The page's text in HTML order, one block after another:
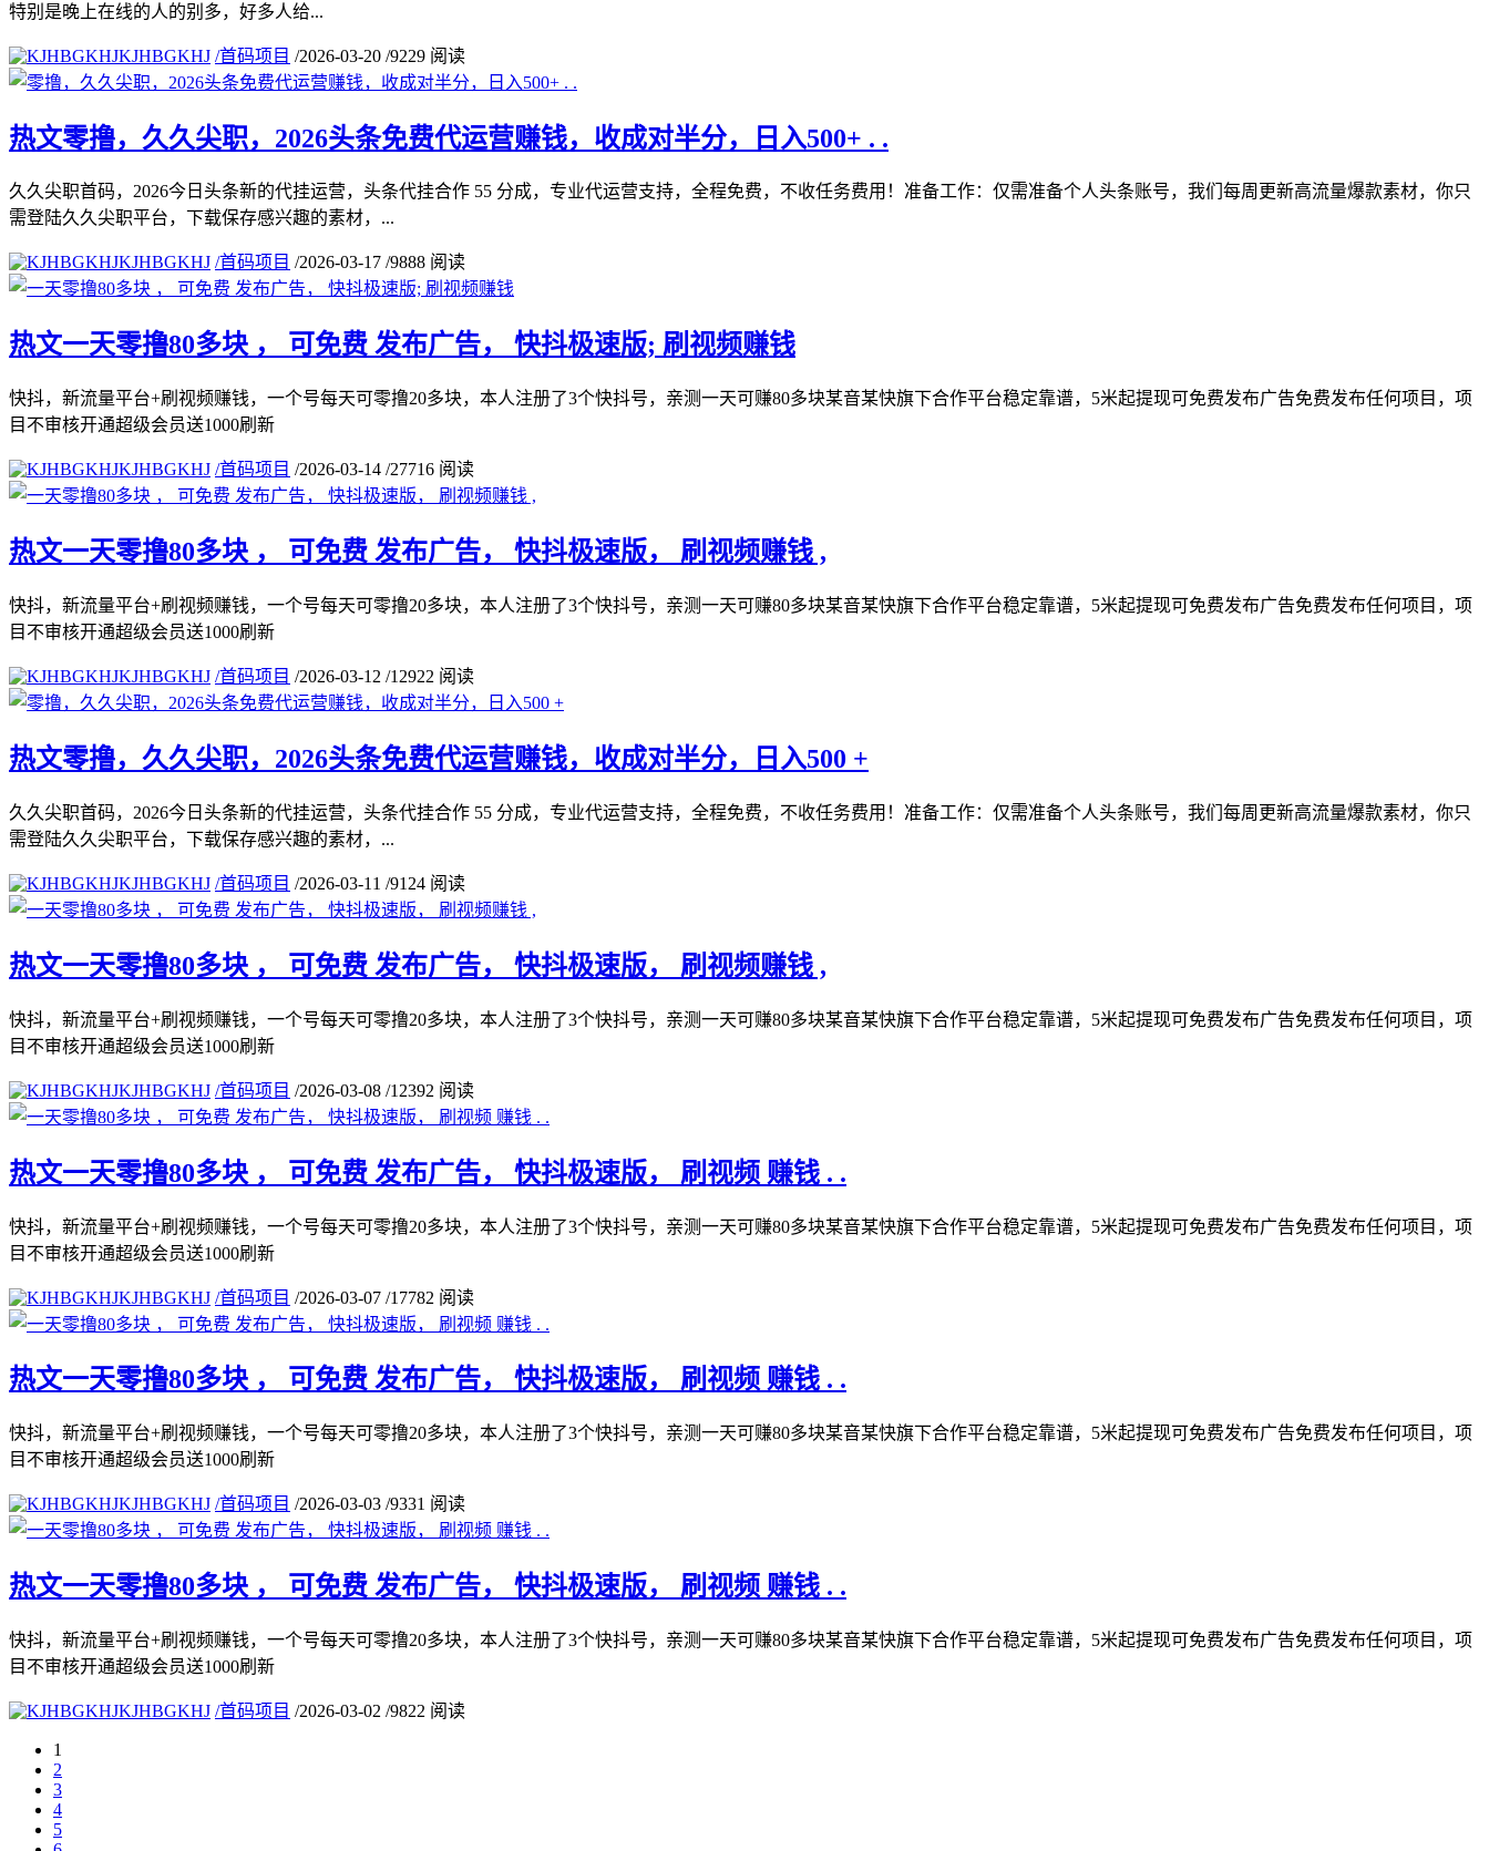
特别是晚上在线的人的别多，好多人给...
KJHBGKHJ /首码项目 /2026-03-20 /9229 阅读
热文零撸，久久尖职，2026头条免费代运营赚钱，收成对半分，日入500+ . .
久久尖职首码，2026今日头条新的代挂运营，头条代挂合作 55 分成，专业代运营支持，全程免费，不收任务费用！准备工作：仅需准备个人头条账号，我们每周更新高流量爆款素材，你只
需登陆久久尖职平台，下载保存感兴趣的素材，...
KJHBGKHJ /首码项目 /2026-03-17 /9888 阅读
热文一天零撸80多块 ， 可免费 发布广告， 快抖极速版; 刷视频赚钱
快抖，新流量平台+刷视频赚钱，一个号每天可零撸20多块，本人注册了3个快抖号，亲测一天可赚80多块某音某快旗下合作平台稳定靠谱，5米起提现可免费发布广告免费发布任何项目，项
目不审核开通超级会员送1000刷新
KJHBGKHJ /首码项目 /2026-03-14 /27716 阅读
热文一天零撸80多块 ， 可免费 发布广告， 快抖极速版， 刷视频赚钱 ,
快抖，新流量平台+刷视频赚钱，一个号每天可零撸20多块，本人注册了3个快抖号，亲测一天可赚80多块某音某快旗下合作平台稳定靠谱，5米起提现可免费发布广告免费发布任何项目，项
目不审核开通超级会员送1000刷新
KJHBGKHJ /首码项目 /2026-03-12 /12922 阅读
热文零撸，久久尖职，2026头条免费代运营赚钱，收成对半分，日入500 +
久久尖职首码，2026今日头条新的代挂运营，头条代挂合作 55 分成，专业代运营支持，全程免费，不收任务费用！准备工作：仅需准备个人头条账号，我们每周更新高流量爆款素材，你只
需登陆久久尖职平台，下载保存感兴趣的素材，...
KJHBGKHJ /首码项目 /2026-03-11 /9124 阅读
热文一天零撸80多块 ， 可免费 发布广告， 快抖极速版， 刷视频赚钱 ,
快抖，新流量平台+刷视频赚钱，一个号每天可零撸20多块，本人注册了3个快抖号，亲测一天可赚80多块某音某快旗下合作平台稳定靠谱，5米起提现可免费发布广告免费发布任何项目，项
目不审核开通超级会员送1000刷新
KJHBGKHJ /首码项目 /2026-03-08 /12392 阅读
热文一天零撸80多块 ， 可免费 发布广告， 快抖极速版， 刷视频 赚钱 . .
快抖，新流量平台+刷视频赚钱，一个号每天可零撸20多块，本人注册了3个快抖号，亲测一天可赚80多块某音某快旗下合作平台稳定靠谱，5米起提现可免费发布广告免费发布任何项目，项
目不审核开通超级会员送1000刷新
KJHBGKHJ /首码项目 /2026-03-07 /17782 阅读
热文一天零撸80多块 ， 可免费 发布广告， 快抖极速版， 刷视频 赚钱 . .
快抖，新流量平台+刷视频赚钱，一个号每天可零撸20多块，本人注册了3个快抖号，亲测一天可赚80多块某音某快旗下合作平台稳定靠谱，5米起提现可免费发布广告免费发布任何项目，项
目不审核开通超级会员送1000刷新
KJHBGKHJ /首码项目 /2026-03-03 /9331 阅读
热文一天零撸80多块 ， 可免费 发布广告， 快抖极速版， 刷视频 赚钱 . .
快抖，新流量平台+刷视频赚钱，一个号每天可零撸20多块，本人注册了3个快抖号，亲测一天可赚80多块某音某快旗下合作平台稳定靠谱，5米起提现可免费发布广告免费发布任何项目，项
目不审核开通超级会员送1000刷新
KJHBGKHJ /首码项目 /2026-03-02 /9822 阅读
1
2
3
4
5